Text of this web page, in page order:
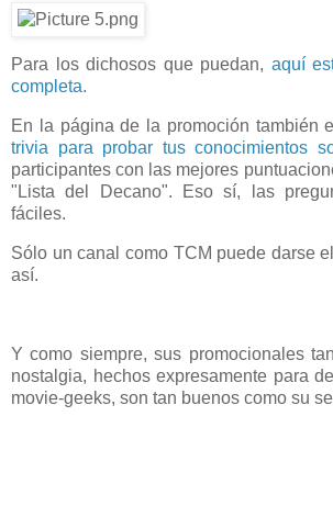
Para los dichosos que puedan, aquí
completa.
En la página de la promoción también
trivia para probar tus conocimientos
participantes con las mejores
"Lista del Decano". Eso sí, las
fáciles.
Sólo un canal como TCM puede darse
así.
Y como siempre, sus promocionales
nostalgia, hechos expresamente para
movie-geeks, son tan buenos como su